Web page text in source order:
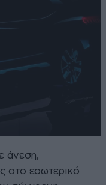
άνεση,
στο εσωτερικό